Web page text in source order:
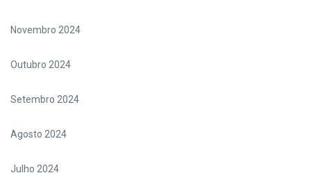
Novembro 2024
Outubro 2024
Setembro 2024
Agosto 2024
Julho 2024